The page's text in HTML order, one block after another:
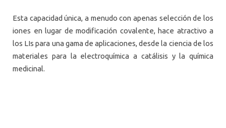
Esta capacidad única, a menudo con apenas selección de los
iones en lugar de modificación covalente, hace atractivo a
los LIs para una gama de aplicaciones, desde la ciencia de los
materiales para la electroquímica a catálisis y la química
medicinal.